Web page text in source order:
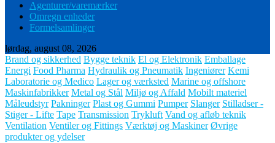
Agenturer/varemærker
Omregn enheder
Formelsamlinger
lørdag, august 08, 2026
Brand og sikkerhed Bygge teknik El og Elektronik Emballage
Energi Food Pharma Hydraulik og Pneumatik Ingeniører Kemi
Laboratorie og Medico Lager og værksted Marine og offshore
Maskinfabrikker Metal og Stål Miljø og Affald Mobilt materiel
Måleudstyr Pakninger Plast og Gummi Pumper Slanger Stilladser -
Stiger - Lifte Tape Transmission Trykluft Vand og afløb teknik
Ventilation Ventiler og Fittings Værktøj og Maskiner Øvrige
produkter og ydelser